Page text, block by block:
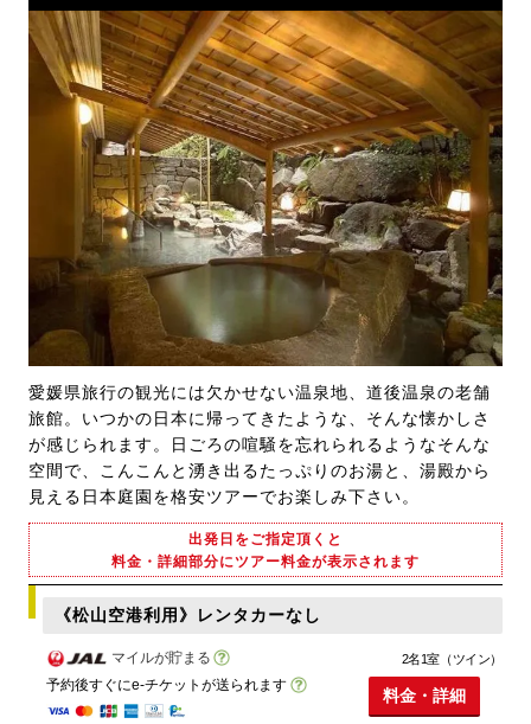
愛媛県旅行の観光には欠かせない温泉地、道後温泉の老舗
旅館。いつかの日本に帰ってきたような、そんな懐かしさ
が感じられます。日ごろの喧騒を忘れられるようなそんな
空間で、こんこんと湧き出るたっぷりのお湯と、湯殿から
見える日本庭園を格安ツアーでお楽しみ下さい。
出発日をご指定頂くと
料金・詳細部分にツアー料金が表示されます
《松山空港利用》レンタカーなし
マイルが貯まる
予約後すぐにe-チケットが送られます
2名1室（ツイン）
料金・詳細